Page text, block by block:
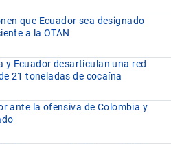
que Ecuador sea designado
a la OTAN
y Ecuador desarticulan una red
21 toneladas de cocaína
ante la ofensiva de Colombia y